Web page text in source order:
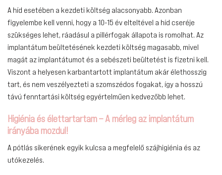
A híd esetében a kezdeti költség alacsonyabb. Azonban
figyelembe kell venni, hogy a 10-15 év elteltével a híd cseréje
szükséges lehet, ráadásul a pillérfogak állapota is romolhat. Az
implantátum beültetésének kezdeti költség magasabb, mivel
magát az implantátumot és a sebészeti beültetést is fizetni kell.
Viszont a helyesen karbantartott implantátum akár élethosszig
tart, és nem veszélyezteti a szomszédos fogakat, így a hosszú
távú fenntartási költség egyértelműen kedvezőbb lehet.
Higiénia és élettartartam – A mérleg az implantátum
irányába mozdul!
A pótlás sikerének egyik kulcsa a megfelelő szájhigiénia és az
utókezelés.